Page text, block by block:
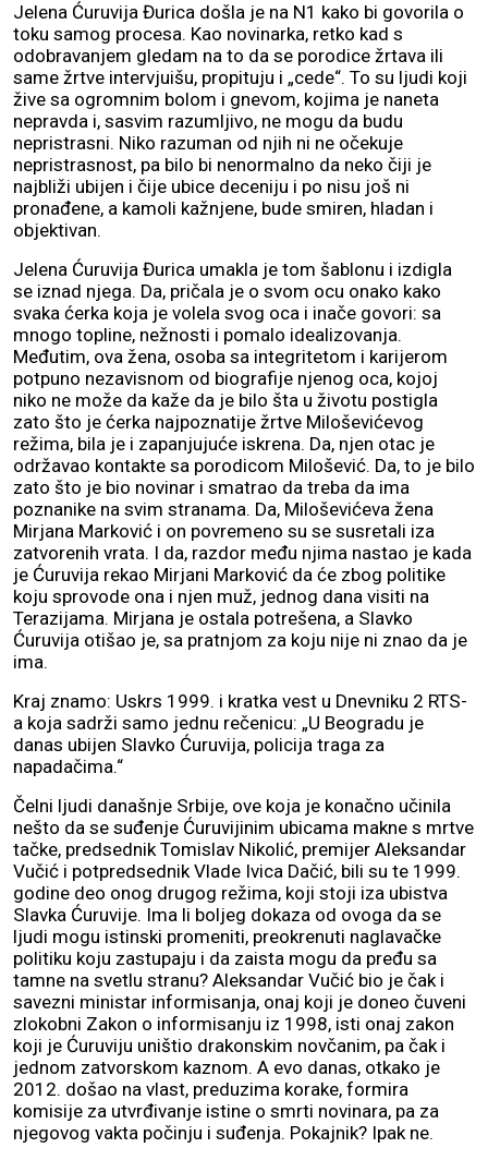
Jelena Ćuruvija Đurica došla je na N1 kako bi govorila o
toku samog procesa. Kao novinarka, retko kad s
odobravanjem gledam na to da se porodice žrtava ili
same žrtve intervjuišu, propituju i „cede“. To su ljudi koji
žive sa ogromnim bolom i gnevom, kojima je naneta
nepravda i, sasvim razumljivo, ne mogu da budu
nepristrasni. Niko razuman od njih ni ne očekuje
nepristrasnost, pa bilo bi nenormalno da neko čiji je
najbliži ubijen i čije ubice deceniju i po nisu još ni
pronađene, a kamoli kažnjene, bude smiren, hladan i
objektivan.
Jelena Ćuruvija Đurica umakla je tom šablonu i izdigla
se iznad njega. Da, pričala je o svom ocu onako kako
svaka ćerka koja je volela svog oca i inače govori: sa
mnogo topline, nežnosti i pomalo idealizovanja.
Međutim, ova žena, osoba sa integritetom i karijerom
potpuno nezavisnom od biografije njenog oca, kojoj
niko ne može da kaže da je bilo šta u životu postigla
zato što je ćerka najpoznatije žrtve Miloševićevog
režima, bila je i zapanjujuće iskrena. Da, njen otac je
održavao kontakte sa porodicom Milošević. Da, to je bilo
zato što je bio novinar i smatrao da treba da ima
poznanike na svim stranama. Da, Miloševićeva žena
Mirjana Marković i on povremeno su se susretali iza
zatvorenih vrata. I da, razdor među njima nastao je kada
je Ćuruvija rekao Mirjani Marković da će zbog politike
koju sprovode ona i njen muž, jednog dana visiti na
Terazijama. Mirjana je ostala potrešena, a Slavko
Ćuruvija otišao je, sa pratnjom za koju nije ni znao da je
ima.
Kraj znamo: Uskrs 1999. i kratka vest u Dnevniku 2 RTS-
a koja sadrži samo jednu rečenicu: „U Beogradu je
danas ubijen Slavko Ćuruvija, policija traga za
napadačima.“
Čelni ljudi današnje Srbije, ove koja je konačno učinila
nešto da se suđenje Ćuruvijinim ubicama makne s mrtve
tačke, predsednik Tomislav Nikolić, premijer Aleksandar
Vučić i potpredsednik Vlade Ivica Dačić, bili su te 1999.
godine deo onog drugog režima, koji stoji iza ubistva
Slavka Ćuruvije. Ima li boljeg dokaza od ovoga da se
ljudi mogu istinski promeniti, preokrenuti naglavačke
politiku koju zastupaju i da zaista mogu da pređu sa
tamne na svetlu stranu? Aleksandar Vučić bio je čak i
savezni ministar informisanja, onaj koji je doneo čuveni
zlokobni Zakon o informisanju iz 1998, isti onaj zakon
koji je Ćuruviju uništio drakonskim novčanim, pa čak i
jednom zatvorskom kaznom. A evo danas, otkako je
2012. došao na vlast, preduzima korake, formira
komisije za utvrđivanje istine o smrti novinara, pa za
njegovog vakta počinju i suđenja. Pokajnik? Ipak ne.